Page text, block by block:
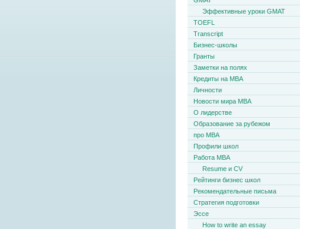
Эффективные уроки GMAT
TOEFL
Transcript
Бизнес-школы
Гранты
Заметки на полях
Кредиты на MBA
Личности
Новости мира MBA
О лидерстве
Образование за рубежом
про MBA
Профили школ
Работа MBA
Resume и CV
Рейтинги бизнес школ
Рекомендательные письма
Стратегия подготовки
Эссе
How to write an essay